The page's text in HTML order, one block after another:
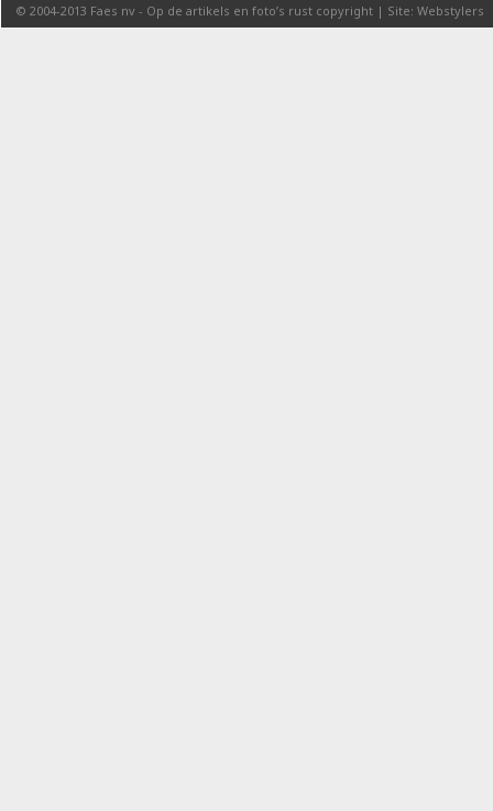
© 2004-2013 Faes nv - Op de artikels en foto’s rust copyright | Site: Webstylers